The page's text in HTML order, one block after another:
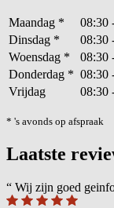
Maandag *
08:30
Dinsdag *
08:30
Woensdag *
08:30
Donderdag * 08:30
Vrijdag
08:30
* 's avonds op afspraak
Laatste
“ Wij zijn goed